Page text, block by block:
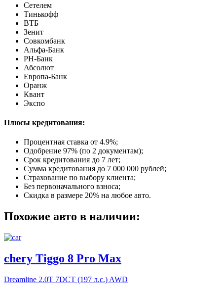
Сетелем
Тинькофф
ВТБ
Зенит
Совкомбанк
Альфа-Банк
РН-Банк
Абсолют
Европа-Банк
Оранж
Квант
Экспо
Плюсы кредитования:
Процентная ставка от 4.9%;
Одобрение 97% (по 2 документам);
Срок кредитования до 7 лет;
Сумма кредитования до 7 000 000 рублей;
Страхование по выбору клиента;
Без первоначального взноса;
Скидка в размере 20% на любое авто.
Похожие авто в наличии:
chery Tiggo 8 Pro Max
Dreamline 2.0T 7DCT (197 л.с.) AWD